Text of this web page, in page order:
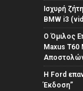
Ισχυρή
BMW i3
Ο Όμιλος
Maxus T60
Η Ford
Έκδοση”